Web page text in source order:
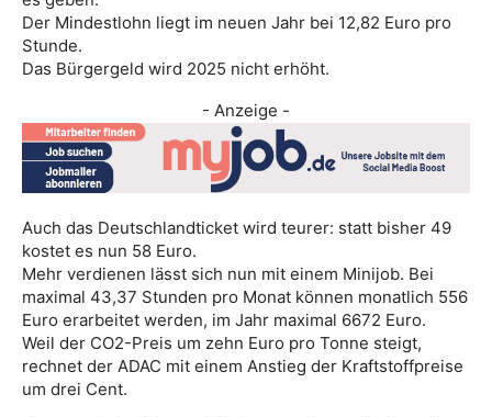
Der Mindestlohn liegt im neuen Jahr bei 12,82 Euro pro
Stunde.
Das Bürgergeld wird 2025 nicht erhöht.
- Anzeige -
Auch das Deutschlandticket wird teurer: statt bisher 49
kostet es nun 58 Euro.
Mehr verdienen lässt sich nun mit einem Minijob. Bei
maximal 43,37 Stunden pro Monat können monatlich 556
Euro erarbeitet werden, im Jahr maximal 6672 Euro.
Weil der CO2-Preis um zehn Euro pro Tonne steigt,
rechnet der ADAC mit einem Anstieg der Kraftstoffpreise
um drei Cent.